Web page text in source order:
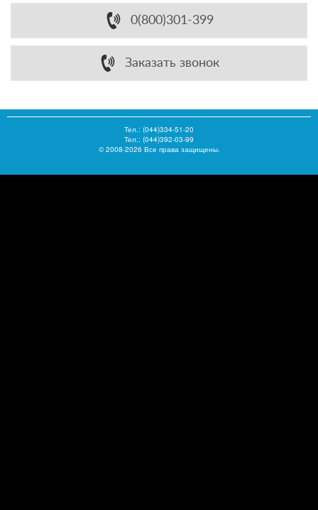
0(800)301-399
Заказать звонок
Тел.: (044)334-51-20
Тел.: (044)392-03-99
© 2008-2026 Все права защищены.